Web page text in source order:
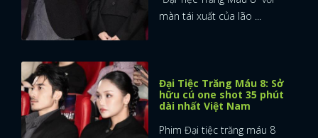
màn tái xuất của lão ...
Đại Tiệc Trăng Máu 8: Sở
hữu cú one shot 35 phút
dài nhất Việt Nam
Phim Đại tiệc trăng máu 8